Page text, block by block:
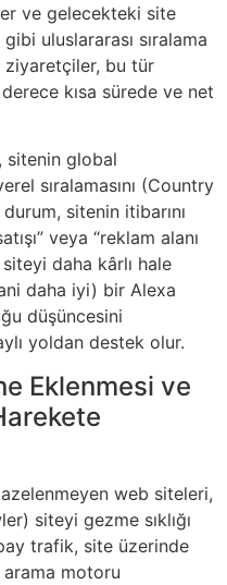
ve gelecekteki site
uluslararası sıralama
ziyaretçiler, bu tür
kısa sürede ve net
global
sıralamasını (Country
sitenin itibarını
veya “reklam alanı
daha kârlı hale
daha iyi) bir Alexa
düşüncesini
yoldan destek olur.
Eklenmesi ve
web siteleri,
siteyi gezme sıklığı
trafik, site üzerinde
arama motoru